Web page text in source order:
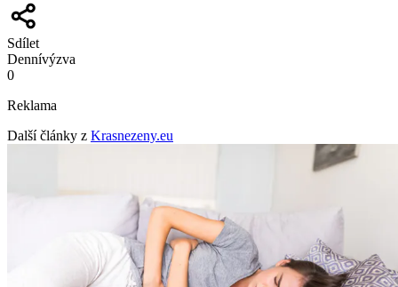
Sdílet
Dennívýzva
0
Reklama
Další články z Krasnezeny.eu